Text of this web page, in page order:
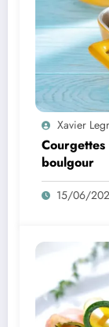
Xavier
boulgour
15/06/